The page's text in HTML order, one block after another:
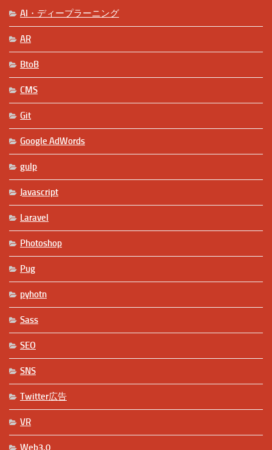
AI・ディープラーニング
AR
BtoB
CMS
Git
Google AdWords
gulp
Javascript
Laravel
Photoshop
Pug
pyhotn
Sass
SEO
SNS
Twitter広告
VR
Web3.0